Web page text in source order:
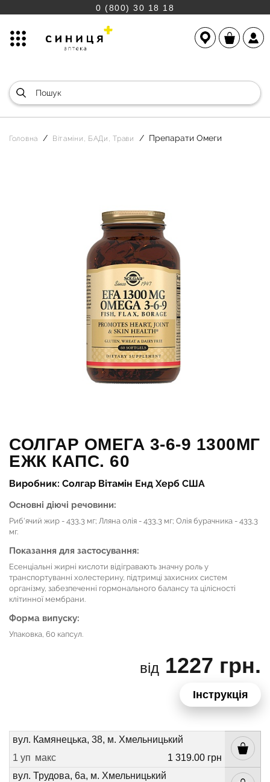
0 (800) 30 18 18
Головна Вітаміни, БАДи, Трави Препарати Омеги
СОЛГАР ОМЕГА 3-6-9 1300МГ
ЕЖК КАПС. 60
Виробник: Солгар Вітамін Енд Херб США
Основні діючі речовини:
Риб'ячий жир - 433,3 мг; Лляна олія - 433,3 мг; Олія бурачника - 433,3
мг.
Показання для застосування:
Есенціальні жирні кислоти відігравають значну роль у
транспортуванні холестерину, підтримці захисних систем
організму, забезпеченні гормонального балансу та цілісності
клітинної мембрани.
Форма випуску:
Упаковка, 60 капсул.
від 1227 грн.
Інструкція
вул. Камянецька, 38, м. Хмельницький
1 уп макс
1 319.00 грн
вул. Трудова, 6а, м. Хмельницький